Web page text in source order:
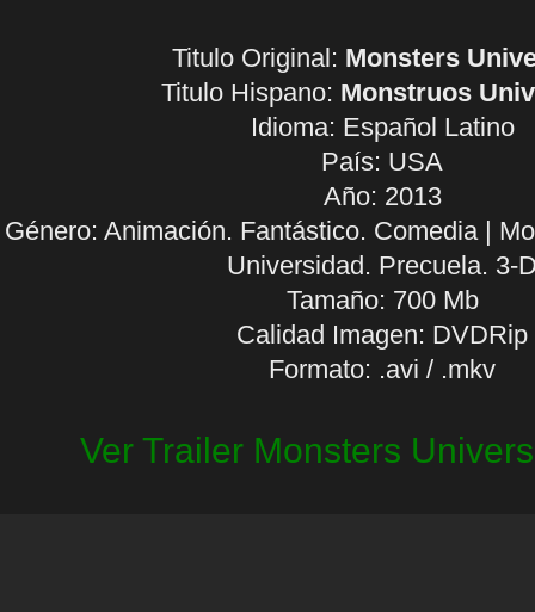
Titulo Original: Monsters
Titulo Hispano: Monstruos
Idioma: Español Latino
País: USA
Año: 2013
Género: Animación. Fantástico. Comedia |
Universidad. Precuela. 3-
Tamaño: 700 Mb
Calidad Imagen: DVDRip
Formato: .avi / .mkv
Ver Trailer Monsters